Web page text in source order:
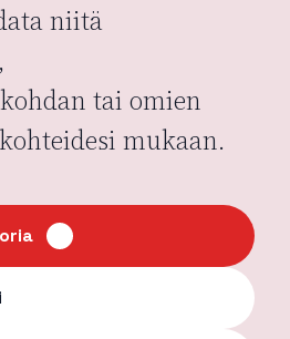
niitä
tai omien
mukaan.